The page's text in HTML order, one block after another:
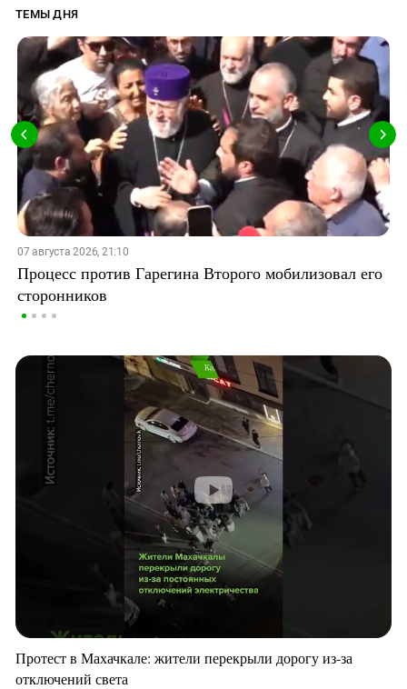
ТЕМЫ ДНЯ
07 августа 2026, 21:10
Процесс против Гарегина Второго мобилизовал его
сторонников
Протест в Махачкале: жители перекрыли дорогу из-за
отключений света